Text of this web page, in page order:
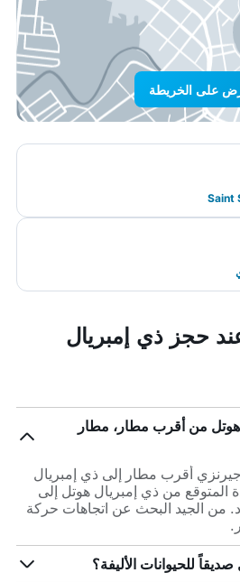
على الخريطة
حجز ذي إمبريال
من أقرب مطار، مطار
مطار جيرنزي أقرب مطار إلى ذي إمبريال
من ذي إمبريال هوتل إلى
مطار جيرنزي هو 0س 05د. من الجيد البحث عن اتجاهات حركة
للحيوانات الأليفة؟